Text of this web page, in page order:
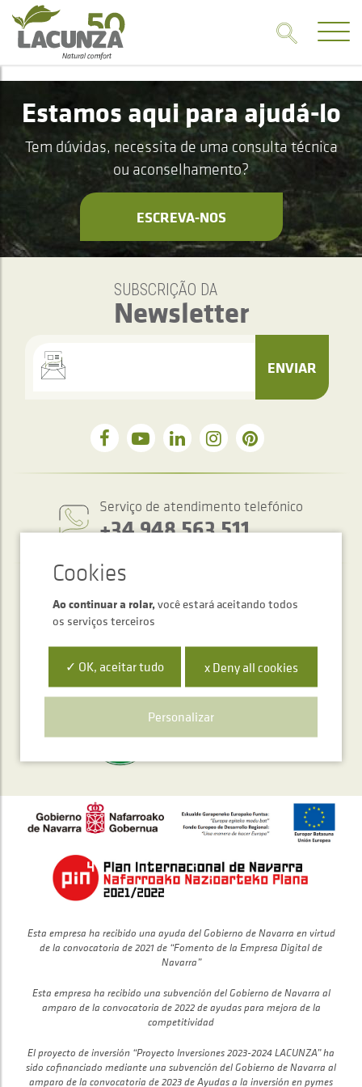
Estamos aqui para ajudá-lo
Tem dúvidas, necessita de uma consulta técnica
ou aconselhamento?
ESCREVA-NOS
SUBSCRIÇÃO DA
Newsletter
ENVIAR
Serviço de atendimento telefónico
+34 948 563 511
Polígono Ibarrea, s/n 31800 Alsasua, Navarra, Spain
Esta empresa ha recibido una ayuda del Gobierno de Navarra en virtud
de la convocatoria de 2021 de “Fomento de la Empresa Digital de
Navarra”
Esta empresa ha recibido una subvención del Gobierno de Navarra al
amparo de la convocatoria de 2022 de ayudas para mejora de la
competitividad
El proyecto de inversión “Proyecto Inversiones 2023-2024 LACUNZA” ha
sido cofinanciado mediante una subvención del Gobierno de Navarra al
amparo de la convocatoria de 2023 de Ayudas a la inversión en pymes
Ao continuar a rolar,você estará aceitando todos
os serviços terceiros
✓ OK, aceitar tudo x Deny all cookies
Personalizar